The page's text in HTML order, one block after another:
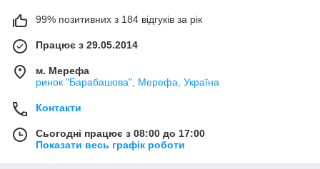
99% позитивних з 184 відгуків за рік
Працює з 29.05.2014
м. Мерефа
ринок "Барабашова", Мерефа, Україна
Контакти
Сьогодні працює з 08:00 до 17:00
Показати весь графік роботи